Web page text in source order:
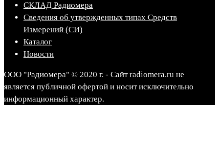
СКЛАД Радиомера
Сведения об утвержденных типах Средств
Измерений (СИ)
Каталог
Новости
ООО "Радиомера" © 2020 г. - Сайт radiomera.ru не
является публичной офертой и носит исключительно
информационный характер.